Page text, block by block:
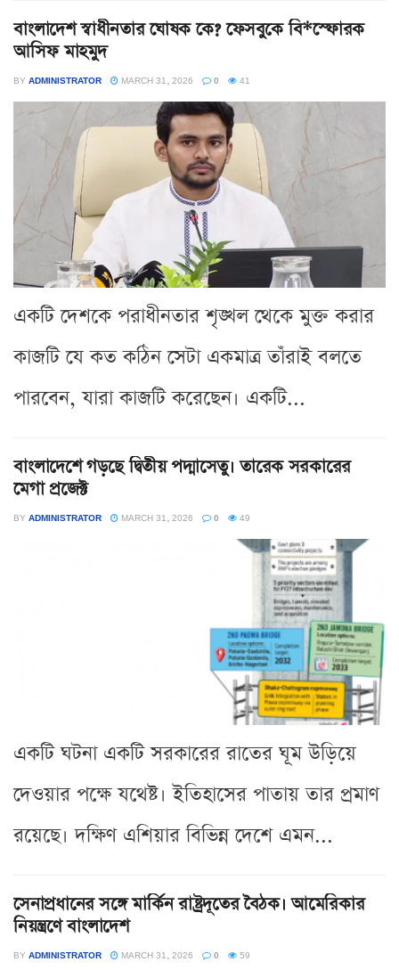
বাংলাদেশ স্বাধীনতার ঘোষক কে? ফেসবুকে বি*স্ফোরক
আসিফ মাহমুদ
BY ADMINISTRATOR MARCH 31, 2026 0 41
একটি দেশকে পরাধীনতার শৃঙ্খল থেকে মুক্ত করার
কাজটি যে কত কঠিন সেটা একমাত্র তাঁরাই বলতে
পারবেন, যারা কাজটি করেছেন। একটি...
বাংলাদেশে গড়ছে দ্বিতীয় পদ্মাসেতু। তারেক সরকারের
মেগা প্রজেক্ট
BY ADMINISTRATOR MARCH 31, 2026 0 49
একটি ঘটনা একটি সরকারের রাতের ঘূম উড়িয়ে
দেওয়ার পক্ষে যথেষ্ট। ইতিহাসের পাতায় তার প্রমাণ
রয়েছে। দক্ষিণ এশিয়ার বিভিন্ন দেশে এমন...
সেনাপ্রধানের সঙ্গে মার্কিন রাষ্ট্রদূতের বৈঠক। আমেরিকার
নিয়ন্ত্রণে বাংলাদেশ
BY ADMINISTRATOR MARCH 31, 2026 0 59